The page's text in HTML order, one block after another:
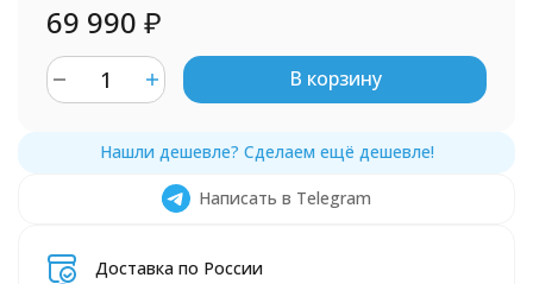
69 990 ₽
В корзину
Написать в Telegram
Доставка по России